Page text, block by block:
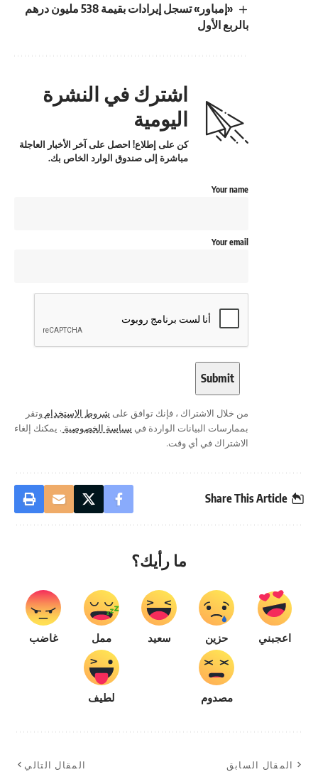
«إمباور» تسجل إيرادات بقيمة 538 مليون درهم
بالربع الأول
اشترك في النشرة
اليومية
كن على إطلاع! احصل على آخر الأخبار العاجلة
مباشرة إلى صندوق الوارد الخاص بك.
Your name
Your email
من خلال الاشتراك ، فإنك توافق على شروط الاستخدام وتقر
بممارسات البيانات الواردة في سياسة الخصوصية . يمكنك إلغاء
الاشتراك في أي وقت.
Share This Article
ما رأيك؟
اعجبني حزين سعيد ممل غاضب
مصدوم لطيف
المقال السابق المقال التالي